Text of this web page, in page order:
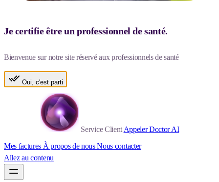
Je certifie être un professionnel de santé.
Bienvenue sur notre site réservé aux professionnels de santé
Oui, c'est parti
Service Client Appeler Doctor AI
Mes factures À propos de nousNous contacter
Allez au contenu